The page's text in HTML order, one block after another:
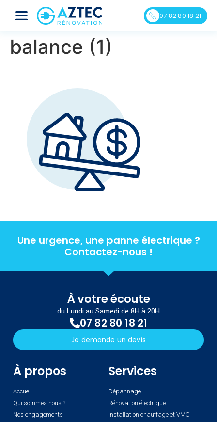
07 82 80 18 21
balance (1)
Une urgence, une panne électrique ?
Contactez-nous !
À votre écoute
du Lundi au Samedi de 8H à 20H
07 82 80 18 21
Je demande un devis
À propos
Accueil
Qui sommes nous ?
Nos engagements
Services
Dépannage
Rénovation électrique
Installation chauffage et VMC